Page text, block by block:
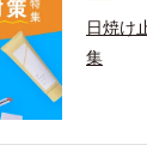
日焼け
集